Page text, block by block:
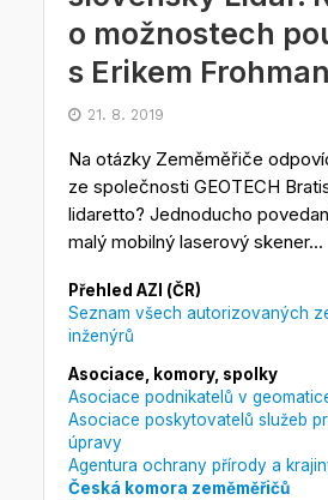
o možnostech
s Erikem
21. 8. 2019
Na otázky Zeměměřiče
ze společnosti GEOTECH
lidaretto? Jednoducho
malý mobilný laserový skener...
Přehled AZI (ČR)
Seznam všech autorizovaných
inženýrů
Asociace, komory, spolky
Asociace podnikatelů v
Asociace poskytovatelů služeb
úpravy
Agentura ochrany přírody a
Česká komora zeměměřičů